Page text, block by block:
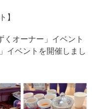
】
くオーナー」イベント
イベントを開催しまし